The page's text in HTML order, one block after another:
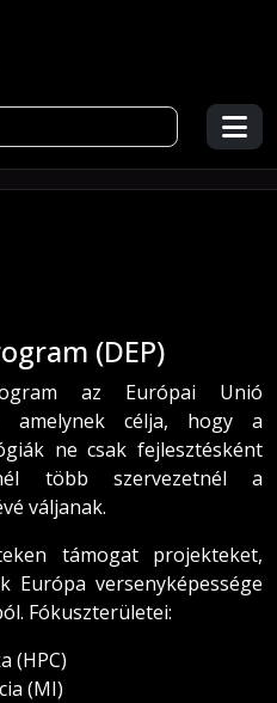
(DEP)
az Európai Unió
amelynek célja, hogy a
ne csak fejlesztésként
több szervezetnél a
váljanak.
támogat projekteket,
Európa versenyképessége
Fókuszterületei:
(HPC)
(MI)